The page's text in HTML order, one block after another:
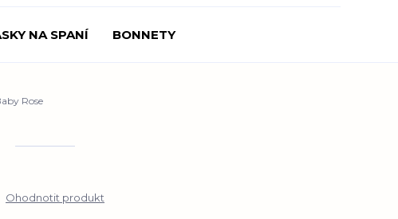
NA SPANÍ BONNETY
Rose
Ohodnotit produkt